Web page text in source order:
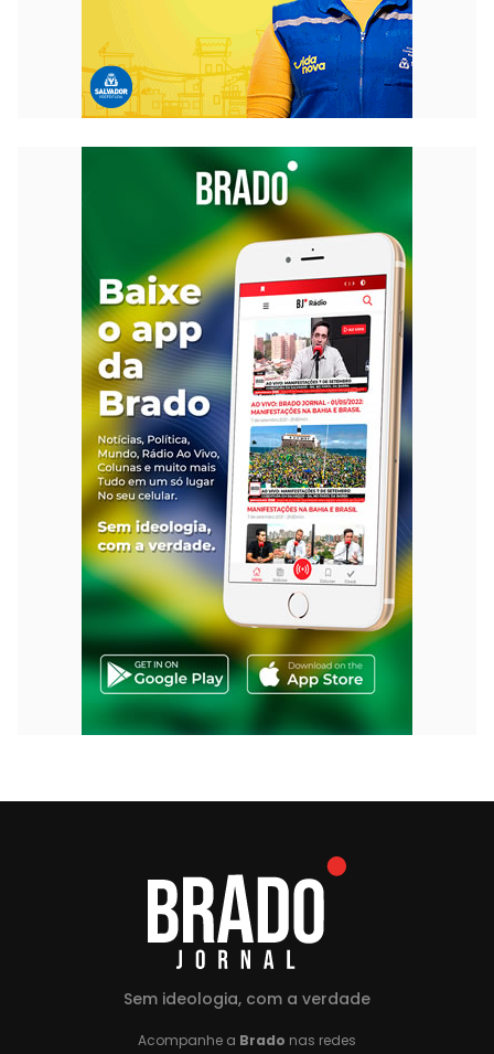
Sem ideologia, com a verdade
Acompanhe a Brado nas redes